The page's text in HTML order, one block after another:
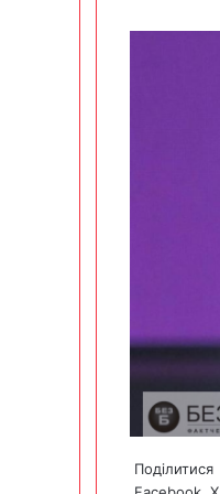
Поділитися